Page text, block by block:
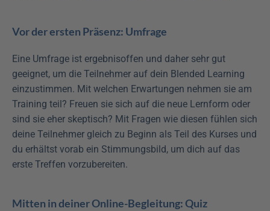
Vor der ersten Präsenz: Umfrage
Eine Umfrage ist ergebnisoffen und daher sehr gut
geeignet, um die Teilnehmer auf dein Blended Learning
einzustimmen. Mit welchen Erwartungen nehmen sie am
Training teil? Freuen sie sich auf die neue Lernform oder
sind sie eher skeptisch? Mit Fragen wie diesen fühlen sich
deine Teilnehmer gleich zu Beginn als Teil des Kurses und
du erhältst vorab ein Stimmungsbild, um dich auf das
erste Treffen vorzubereiten.
Mitten in deiner Online-Begleitung: Quiz